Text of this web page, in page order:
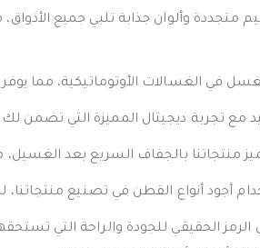
وألوان جذابة تلبي جميع
في الغسالات الأوتوماتيكية، مما
مع تجربة ديجيتال المميزة التي تضمن
منتجاتنا بالجفاف السريع بعد
أنواع القطن في تصنيع منتجاتنا،
الحقيقي للجودة والراحة التي